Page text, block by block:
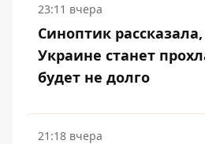
23:11 вчера
Синоптик
Украине станет
будет не долго
21:18 вчера